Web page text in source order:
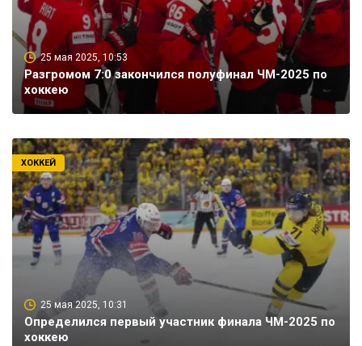
25 мая 2025, 10:53
Разгромом 7:0 закончился полуфинал ЧМ-2025 по
хоккею
25 мая 2025, 10:31
Определился первый участник финала ЧМ-2025 по
хоккею
ХОККЕЙ